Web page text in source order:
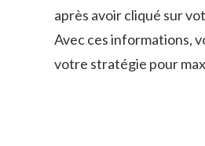
après avoir cliqué sur
Avec ces informations,
votre stratégie pour